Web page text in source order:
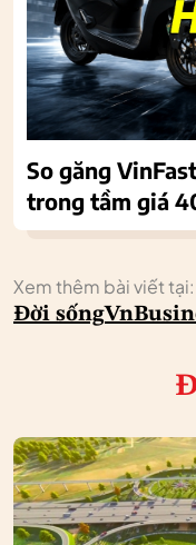
So găng
trong tầm giá
Xem thêm bài viết tại:
Đời sống